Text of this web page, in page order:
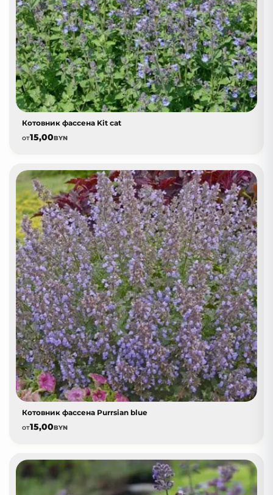
Котовник фассена Kit cat
от15,00BYN
Котовник фассена Purrsian blue
от15,00BYN